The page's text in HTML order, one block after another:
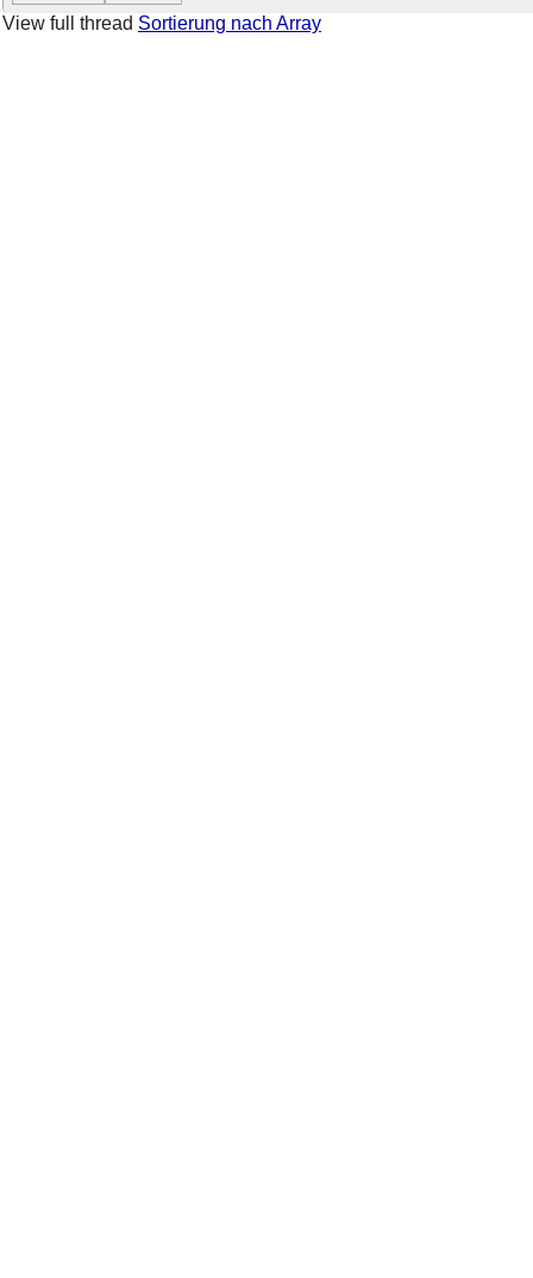
View full thread Sortierung nach Array